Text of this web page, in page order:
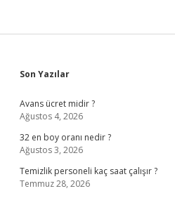
Sidebar
Son Yazılar
Avans ücret midir ?
Ağustos 4, 2026
32 en boy oranı nedir ?
Ağustos 3, 2026
Temizlik personeli kaç saat çalışır ?
Temmuz 28, 2026